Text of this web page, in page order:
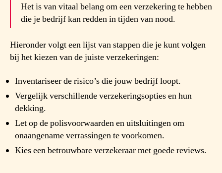
Het is van vitaal belang om een verzekering te hebben
die je bedrijf kan redden in tijden van nood.
Hieronder volgt een lijst van stappen die je kunt volgen
bij het kiezen van de juiste verzekeringen:
Inventariseer de risico’s die jouw bedrijf loopt.
Vergelijk verschillende verzekeringsopties en hun
dekking.
Let op de polisvoorwaarden en uitsluitingen om
onaangename verrassingen te voorkomen.
Kies een betrouwbare verzekeraar met goede reviews.